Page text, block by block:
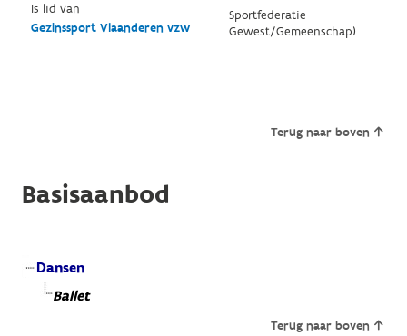
Is lid van
Gezinssport Vlaanderen vzw
Sportfederatie
Gewest/Gemeenschap)
Terug naar boven
Basisaanbod
Dansen
Ballet
Terug naar boven